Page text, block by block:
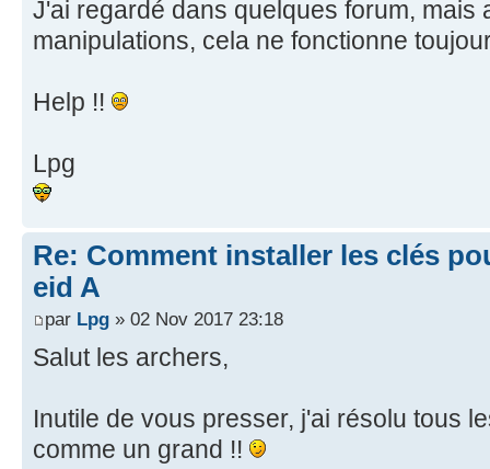
J'ai regardé dans quelques forum, mais
manipulations, cela ne fonctionne
Help !!
Lpg
Re: Comment installer les clés
eid A
par Lpg » 02 Nov 2017 23:18
Salut les archers,
Inutile de vous presser, j'ai résolu tous
comme un grand !!